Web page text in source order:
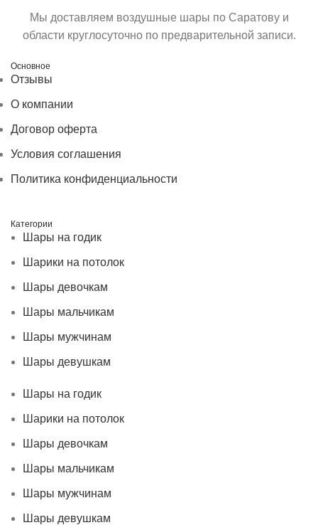
Мы доставляем воздушные шары по Саратову и
области круглосуточно по предварительной записи.
Основное
Отзывы
О компании
Договор оферта
Условия соглашения
Политика конфиденциальности
Категории
Шары на годик
Шарики на потолок
Шары девочкам
Шары мальчикам
Шары мужчинам
Шары девушкам
Шары на годик
Шарики на потолок
Шары девочкам
Шары мальчикам
Шары мужчинам
Шары девушкам